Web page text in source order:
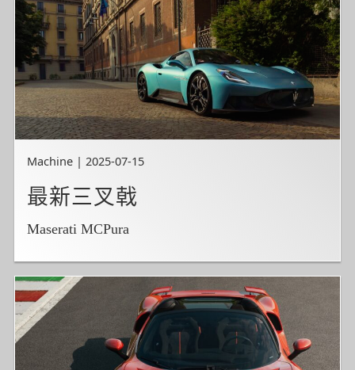
Machine | 2025-07-15
最新三叉戟
Maserati MCPura